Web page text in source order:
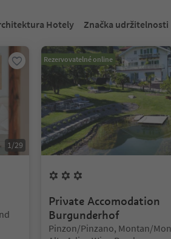
Vyberte kartu pro zobrazení
Hotely Značka udržitelnosti
1/29
Rezervovatelné online
Private Accomodation
Burgunderhof
Lokalita:
Pinzon/Pinzano, Montan/